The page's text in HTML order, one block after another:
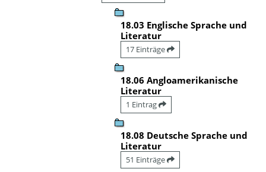
18.03 Englische Sprache und
Literatur
17 Einträge
18.06 Angloamerikanische
Literatur
1 Eintrag
18.08 Deutsche Sprache und
Literatur
51 Einträge